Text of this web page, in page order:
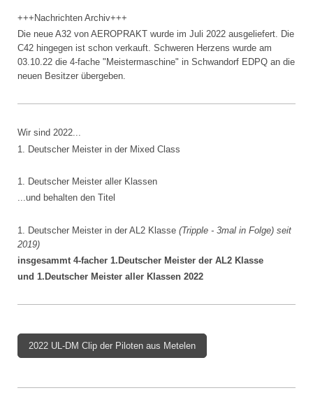
+++Nachrichten Archiv+++
Die neue A32 von AEROPRAKT wurde im Juli 2022 ausgeliefert. Die
C42 hingegen ist schon verkauft. Schweren Herzens wurde am
03.10.22 die 4-fache "Meistermaschine" in Schwandorf EDPQ an die
neuen Besitzer übergeben.
Wir sind 2022...
1. Deutscher Meister in der Mixed Class
1. Deutscher Meister aller Klassen
...und behalten den Titel
1. Deutscher Meister in der AL2 Klasse (Tripple - 3mal in Folge) seit
2019)
insgesammt 4-facher 1.Deutscher Meister der AL2 Klasse
und 1.Deutscher Meister aller Klassen 2022
2022 UL-DM Clip der Piloten aus Metelen